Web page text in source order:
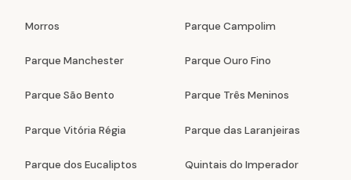
Morros Parque Campolim
Parque Manchester Parque Ouro Fino
Parque São Bento Parque Três Meninos
Parque Vitória Régia Parque das Laranjeiras
Parque dos Eucaliptos Quintais do Imperador